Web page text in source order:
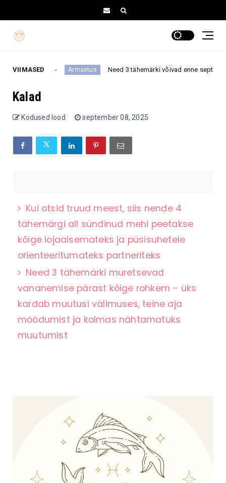
VIIMASED Armastus Need 3 tähemärki võivad enne septembri
Kalad
Kodused lood september 08, 2025
Kui otsid truud meest, siis nende 4
tähemärgi all sündinud mehi peetakse
kõige lojaalsemateks ja püsisuhetele
orienteeritumateks partneriteks
Need 3 tähemärki muretsevad
vananemise pärast kõige rohkem – üks
kardab muutusi välimuses, teine aja
möödumist ja kolmas nähtamatuks
muutumist